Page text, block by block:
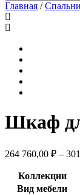
Главная /Спальни
Шкаф
264 760,00 ₽ –
Коллекции
Вид мебели